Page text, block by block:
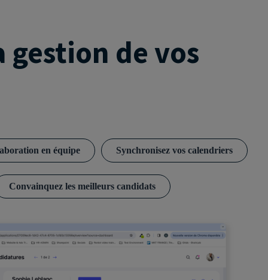
de vos
en équipe Synchronisez vos calendriers
Convainquez les meilleurs candidats